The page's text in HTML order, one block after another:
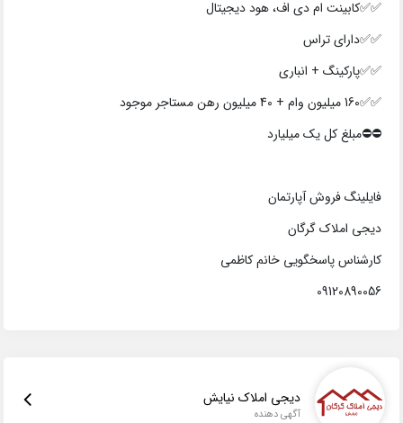
✅✅کابینت ام دی اف، هود دیجیتال
✅✅دارای تراس
✅✅پارکینگ + انباری
✅✅160 میلیون وام + 40 میلیون رهن مستاجر موجود
⛔⛔️مبلغ کل یک میلیارد
فایلینگ فروش آپارتمان
دیجی املاک گرگان
کارشناس پاسخگویی خانم کاظمی
09120890056
دیجی املاک نیایش
آگهی دهنده